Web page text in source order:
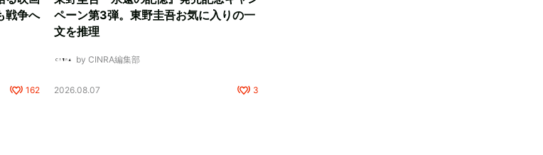
戦争へ
162
ペーン第3弾。東野圭吾お気に入りの一
文を推理
by CINRA編集部
2026.08.07 3